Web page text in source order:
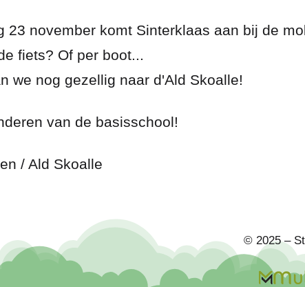
23 november komt Sinterklaas aan bij de
fiets? Of per boot...
we nog gezellig naar d'Ald Skoalle!
van de basisschool!
/ Ald Skoalle
© 2025 –